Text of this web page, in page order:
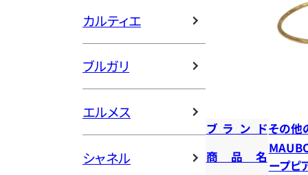
カルティエ
ブルガリ
エルメス
シャネル
ブランドその他
商品名
ープピ